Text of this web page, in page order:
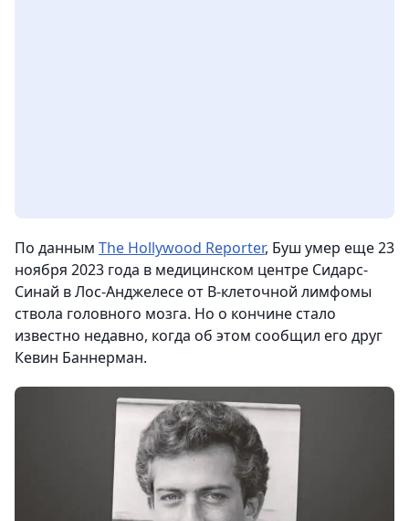
По данным The Hollywood Reporter, Буш умер еще 23
ноября 2023 года в медицинском центре Сидарс-
Синай в Лос-Анджелесе от В-клеточной лимфомы
ствола головного мозга. Но о кончине стало
известно недавно, когда об этом сообщил его друг
Кевин Баннерман.